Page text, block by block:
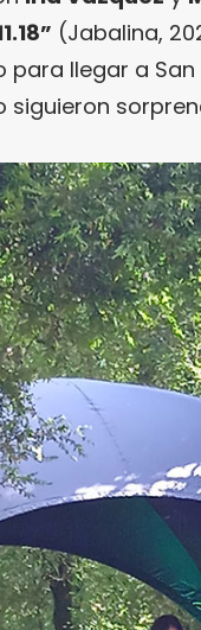
(Jabalina,
llegar a
siguieron